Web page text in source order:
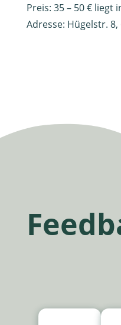
Preis: 35 – 50 € liegt
Adresse: Hügelstr.